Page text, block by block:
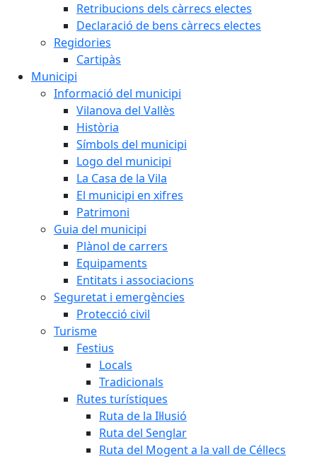
Retribucions dels càrrecs electes
Declaració de bens càrrecs electes
Regidories
Cartipàs
Municipi
Informació del municipi
Vilanova del Vallès
Història
Símbols del municipi
Logo del municipi
La Casa de la Vila
El municipi en xifres
Patrimoni
Guia del municipi
Plànol de carrers
Equipaments
Entitats i associacions
Seguretat i emergències
Protecció civil
Turisme
Festius
Locals
Tradicionals
Rutes turístiques
Ruta de la Il·lusió
Ruta del Senglar
Ruta del Mogent a la vall de Céllecs